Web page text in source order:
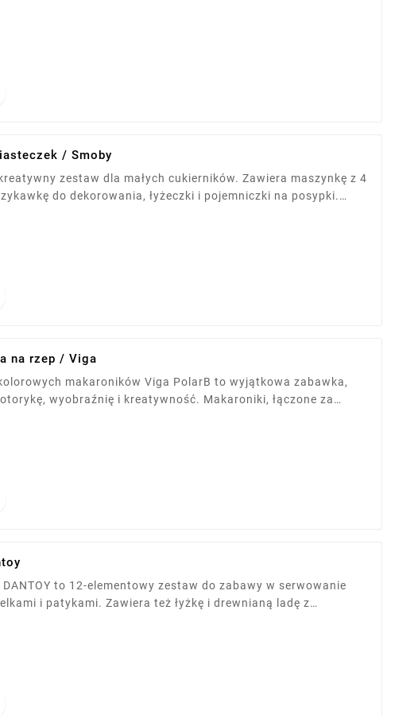
8 ciasteczek pomalowanych bezpiecznymi farbami. Zabawa
motorykę, kreatywność i umiejętności społeczne.
/ Smoby
zestaw dla małych cukierników. Zawiera maszynkę z 4
do dekorowania, łyżeczki i pojemniczki na posypki.
ozdabianie ciastek, rozwija wyobraźnię i zdolności manualne –
słodkości!
na rzep / Viga
makaroników Viga PolarB to wyjątkowa zabawka,
wyobraźnię i kreatywność. Makaroniki, łączone za
tworzyć wesołe „przysmaki” i sprzyjają wspólnej zabawie,
maluchów.
to 12-elementowy zestaw do zabawy w serwowanie
i patykami. Zawiera też łyżkę i drewnianą ladę z
motorykę i umiejętności społeczne. Wykonana z
nietoksycznymi farbami. Wymiary opakowania: 21 x 19,5 x 36